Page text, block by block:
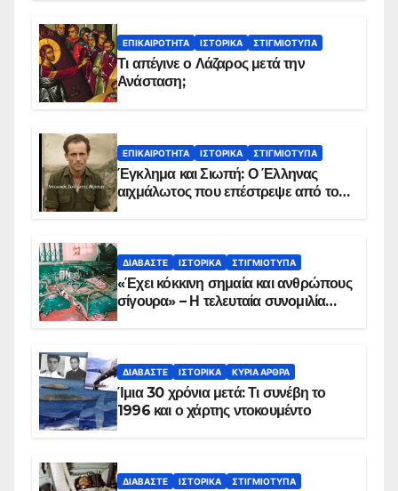
ΕΠΙΚΑΙΡΌΤΗΤΑ ΙΣΤΟΡΙΚΆ ΣΤΙΓΜΙΌΤΥΠΑ
Τι απέγινε ο Λάζαρος μετά την
Ανάσταση;
ΕΠΙΚΑΙΡΌΤΗΤΑ ΙΣΤΟΡΙΚΆ ΣΤΙΓΜΙΌΤΥΠΑ
Έγκλημα και Σιωπή: Ο Έλληνας
αιχμάλωτος που επέστρεψε από το
ΔΙΑΒΆΣΤΕ ΙΣΤΟΡΙΚΆ ΣΤΙΓΜΙΌΤΥΠΑ
«Έχει κόκκινη σημαία και ανθρώπους
σίγουρα» – Η τελευταία συνομιλία
ΔΙΑΒΆΣΤΕ ΙΣΤΟΡΙΚΆ ΚΥΡΙΑ ΑΡΘΡΑ
Ίμια 30 χρόνια μετά: Τι συνέβη το
1996 και ο χάρτης ντοκουμέντο
ΔΙΑΒΆΣΤΕ ΙΣΤΟΡΙΚΆ ΣΤΙΓΜΙΌΤΥΠΑ